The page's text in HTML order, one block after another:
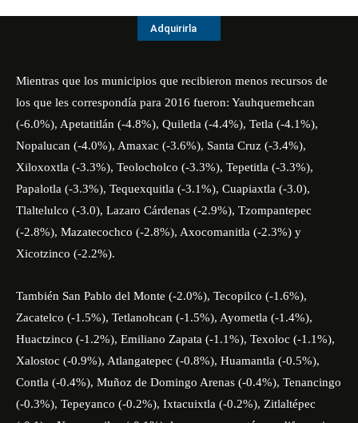
Adquirirla
Mientras que los municipios que recibieron menos recursos de
los que les correspondía para 2016 fueron: Yauhquemehcan
(-6.0%), Apetatitlán (-4.8%), Quiletla (-4.4%), Tetla (-4.1%),
Nopalucan (-4.0%), Amaxac (-3.6%), Santa Cruz (-3.4%),
Xiloxoxtla (-3.3%), Teolocholco (-3.3%), Tepetitla (-3.3%),
Papalotla (-3.3%), Tequexquitla (-3.1%), Cuapiaxtla (-3.0),
Tlaltelulco (-3.0), Lazaro Cárdenas (-2.9%), Tzompantepec
(-2.8%), Mazatecochco (-2.8%), Axocomanitla (-2.3%) y
Xicotzinco (-2.2%).
También San Pablo del Monte (-2.0%), Tecopilco (-1.6%),
Zacatelco (-1.5%), Tetlanohcan (-1.5%), Ayometla (-1.4%),
Huactzinco (-1.2%), Emiliano Zapata (-1.1%), Texoloc (-1.1%),
Xalostoc (-0.9%), Atlangatepec (-0.8%), Huamantla (-0.5%),
Contla (-0.4%), Muñoz de Domingo Arenas (-0.4%), Tenancingo
(-0.3%), Tepeyanco (-0.2%), Ixtacuixtla (-0.2%), Zitlaltépec